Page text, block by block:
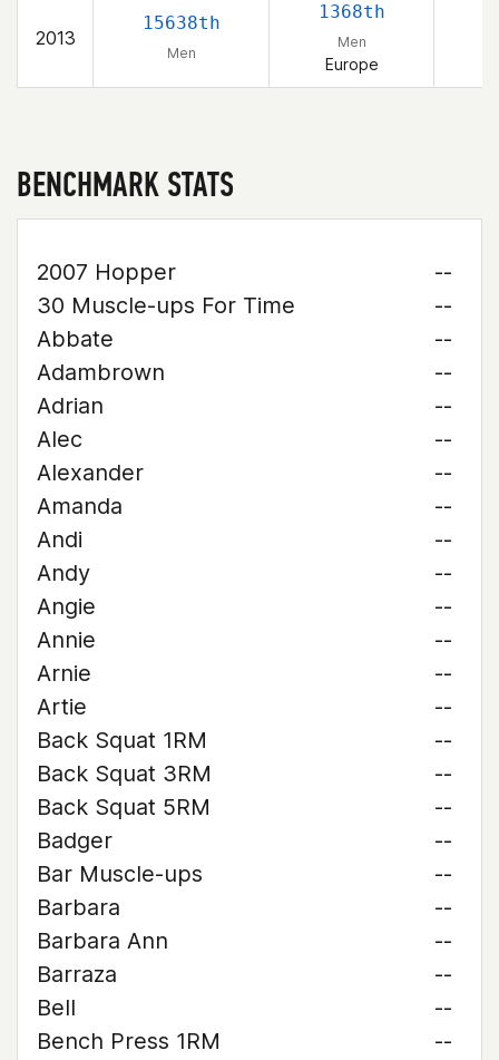
2013
15638th
Men
1368th
Men
Europe
BENCHMARK STATS
2007 Hopper
--
30 Muscle-ups For Time
--
Abbate
--
Adambrown
--
Adrian
--
Alec
--
Alexander
--
Amanda
--
Andi
--
Andy
--
Angie
--
Annie
--
Arnie
--
Artie
--
Back Squat 1RM
--
Back Squat 3RM
--
Back Squat 5RM
--
Badger
--
Bar Muscle-ups
--
Barbara
--
Barbara Ann
--
Barraza
--
Bell
--
Bench Press 1RM
--